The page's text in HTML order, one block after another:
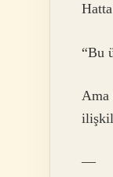
“Bu
Ama
—